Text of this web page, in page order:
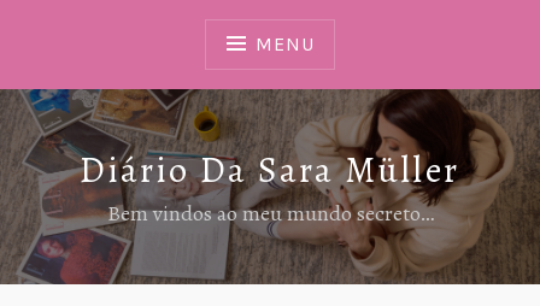
MENU
Diário Da Sara Müller
Bem vindos ao meu mundo secreto…